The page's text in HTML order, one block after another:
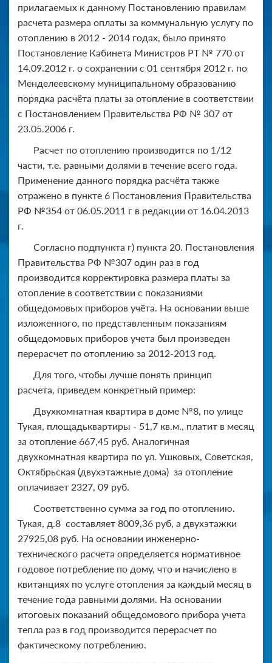
прилагаемых к данному Постановлению правилам
расчета размера оплаты за коммунальную услугу по
отоплению в 2012 - 2014 годах, было принято
Постановление Кабинета Министров РТ № 770 от
14.09.2012 г. о сохранении с 01 сентября 2012 г. по
Менделеевскому муниципальному образованию
порядка расчёта платы за отопление в соответствии
с Постановлением Правительства РФ № 307 от
23.05.2006 г.
Расчет по отоплению производится по 1/12
части, т.е. равными долями в течение всего года.
Применение данного порядка расчёта также
отражено в пункте 6 Постановления Правительства
РФ №354 от 06.05.2011 г в редакции от 16.04.2013
г.
Согласно подпункта г) пункта 20. Постановления
Правительства РФ №307 один раз в год
производится корректировка размера платы за
отопление в соответствии с показаниями
общедомовых приборов учёта. На основании выше
изложенного, по представленным показаниям
общедомовых приборов учета был произведен
перерасчет по отоплению за 2012-2013 год.
Для того, чтобы лучше понять принцип
расчета, приведем конкретный пример:
Двухкомнатная квартира в доме №8, по улице
Тукая, площадьквартиры - 51,7 кв.м., платит в месяц
за отопление 667,45 руб. Аналогичная
двухкомнатная квартира по ул. Ушковых, Советская,
Октябрьская (двухэтажные дома) за отопление
оплачивает 2327, 09 руб.
Соответственно сумма за год по отоплению.
Тукая, д.8 составляет 8009,36 руб, а двухэтажки
27925,08 руб. На основании инженерно-
технического расчета определяется нормативное
годовое потребление по дому, что и начислено в
квитанциях по услуге отопления за каждый месяц в
течение года равными долями. На основании
итоговых показаний общедомового прибора учета
тепла раз в год производится перерасчет по
фактическому потреблению.